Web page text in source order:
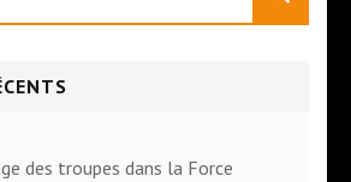
des troupes dans la Force